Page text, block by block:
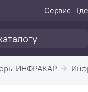
Сервис
ИНФРАКАР